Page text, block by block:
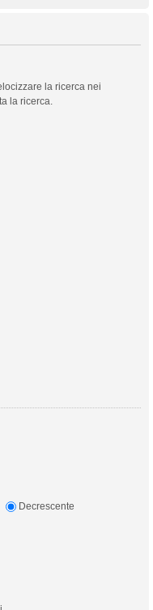
la ricerca nei
la ricerca.
Decrescente